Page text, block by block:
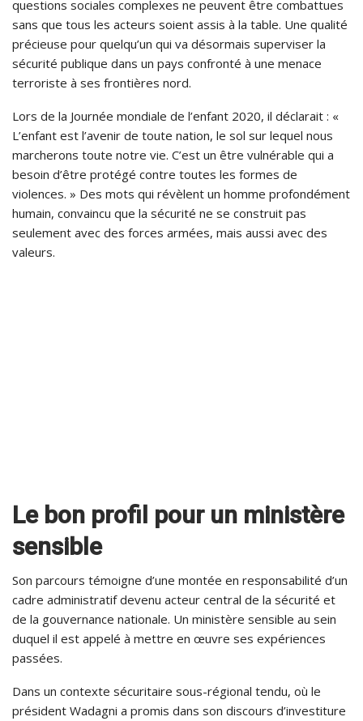
questions sociales complexes ne peuvent être combattues
sans que tous les acteurs soient assis à la table. Une qualité
précieuse pour quelqu’un qui va désormais superviser la
sécurité publique dans un pays confronté à une menace
terroriste à ses frontières nord.
Lors de la Journée mondiale de l’enfant 2020, il déclarait : «
L’enfant est l’avenir de toute nation, le sol sur lequel nous
marcherons toute notre vie. C’est un être vulnérable qui a
besoin d’être protégé contre toutes les formes de
violences. » Des mots qui révèlent un homme profondément
humain, convaincu que la sécurité ne se construit pas
seulement avec des forces armées, mais aussi avec des
valeurs.
Le bon profil pour un ministère
sensible
Son parcours témoigne d’une montée en responsabilité d’un
cadre administratif devenu acteur central de la sécurité et
de la gouvernance nationale. Un ministère sensible au sein
duquel il est appelé à mettre en œuvre ses expériences
passées.
Dans un contexte sécuritaire sous-régional tendu, où le
président Wadagni a promis dans son discours d’investiture